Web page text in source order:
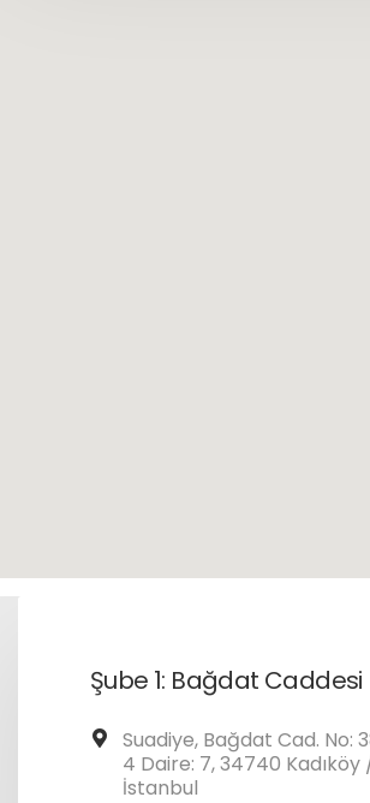
Şube 1: Bağdat Caddesi
Suadiye, Bağdat Cad. No:
4 Daire: 7, 34740 Kadıköy
İstanbul